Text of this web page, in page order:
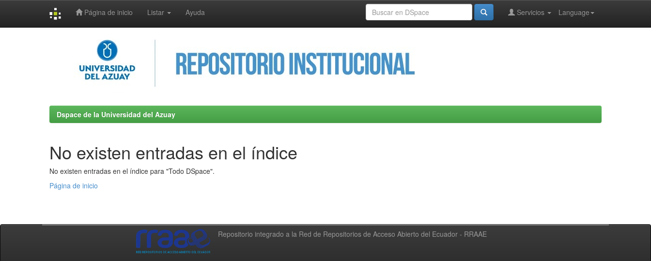
Página de inicio Listar Ayuda Language
Servicios
Dspace de la Universidad del Azuay
No existen entradas en el índice
No existen entradas en el índice para "Todo DSpace".
Página de inicio
Repositorio integrado a la Red de Repositorios de Acceso Abierto del Ecuador - RRAAE